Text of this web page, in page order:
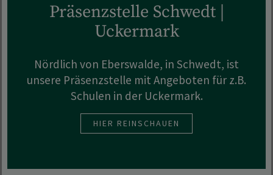
Präsenzstelle Schwedt |
Uckermark
Nördlich von Eberswalde, in Schwedt, ist
unsere Präsenzstelle mit Angeboten für z.B.
Schulen in der Uckermark.
HIER REINSCHAUEN